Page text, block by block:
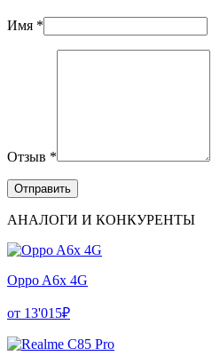
Имя *
Отзыв *
АНАЛОГИ И КОНКУРЕНТЫ
Oppo A6x 4G
от 13'015₽